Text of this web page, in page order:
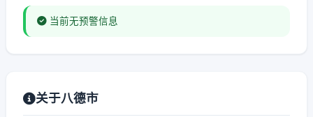
当前无预警信息
关于八德市